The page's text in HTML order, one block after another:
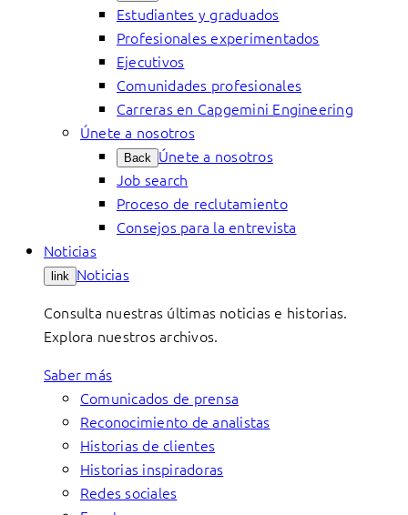
Estudiantes y graduados
Profesionales experimentados
Ejecutivos
Comunidades profesionales
Carreras en Capgemini Engineering
Únete a nosotros
Back Únete a nosotros
Job search
Proceso de reclutamiento
Consejos para la entrevista
Noticias
link Noticias
Consulta nuestras últimas noticias e historias.
Explora nuestros archivos.
Saber más
Comunicados de prensa
Reconocimiento de analistas
Historias de clientes
Historias inspiradoras
Redes sociales